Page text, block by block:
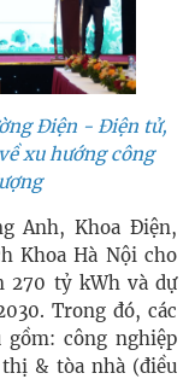
Điện - Điện tử,
xu hướng công
Anh, Khoa Điện,
Khoa Hà Nội cho
270 tỷ kWh và dự
Trong đó, các
công nghiệp
& tòa nhà (điều